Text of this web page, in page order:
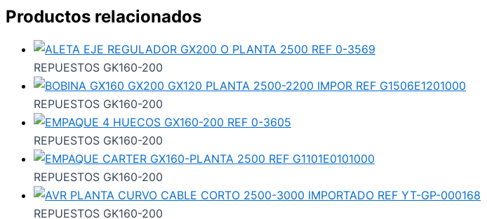
Productos relacionados
REPUESTOS GK160-200
REPUESTOS GK160-200
REPUESTOS GK160-200
REPUESTOS GK160-200
REPUESTOS GK160-200